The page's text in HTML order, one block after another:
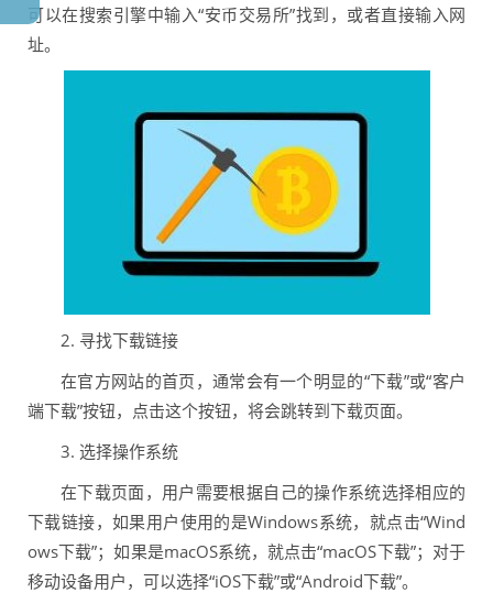
可以在搜索引擎中输入“安币交易所”找到，或者直接输入网
址。
2. 寻找下载链接
在官方网站的首页，通常会有一个明显的“下载”或“客户
端下载”按钮，点击这个按钮，将会跳转到下载页面。
3. 选择操作系统
在下载页面，用户需要根据自己的操作系统选择相应的
下载链接，如果用户使用的是Windows系统，就点击“Wind
ows下载”；如果是macOS系统，就点击“macOS下载”；对于
移动设备用户，可以选择“iOS下载”或“Android下载”。